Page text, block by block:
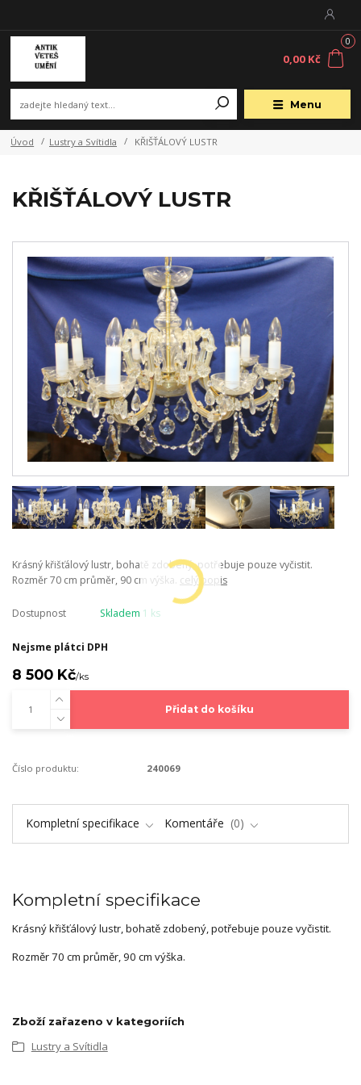
Menu
0
0,00 Kč
Úvod Lustry a Svítidla KŘIŠŤÁLOVÝ LUSTR
KŘIŠŤÁLOVÝ LUSTR
Krásný křišťálový lustr, bohatě zdobený, potřebuje pouze vyčistit.
Rozměr 70 cm průměr, 90 cm výška. celý popis
Dostupnost Skladem 1 ks
Nejsme plátci DPH
8 500 Kč/ks
Přidat do košíku
Číslo produktu: 240069
Kompletní specifikace Komentáře 0
Kompletní specifikace
Krásný křišťálový lustr, bohatě zdobený, potřebuje pouze vyčistit.
Rozměr 70 cm průměr, 90 cm výška.
Zboží zařazeno v kategoriích
Lustry a Svítidla